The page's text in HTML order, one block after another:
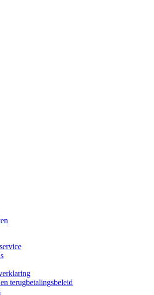
terugbetalingsbeleid